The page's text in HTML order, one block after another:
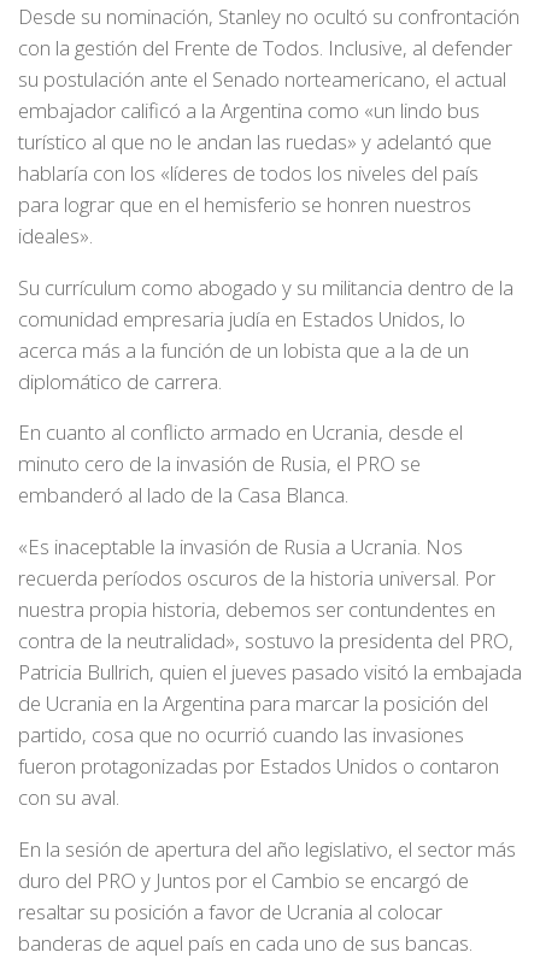
Desde su nominación, Stanley no ocultó su confrontación
con la gestión del Frente de Todos. Inclusive, al defender
su postulación ante el Senado norteamericano, el actual
embajador calificó a la Argentina como «un lindo bus
turístico al que no le andan las ruedas» y adelantó que
hablaría con los «líderes de todos los niveles del país
para lograr que en el hemisferio se honren nuestros
ideales».
Su currículum como abogado y su militancia dentro de la
comunidad empresaria judía en Estados Unidos, lo
acerca más a la función de un lobista que a la de un
diplomático de carrera.
En cuanto al conflicto armado en Ucrania, desde el
minuto cero de la invasión de Rusia, el PRO se
embanderó al lado de la Casa Blanca.
«Es inaceptable la invasión de Rusia a Ucrania. Nos
recuerda períodos oscuros de la historia universal. Por
nuestra propia historia, debemos ser contundentes en
contra de la neutralidad», sostuvo la presidenta del PRO,
Patricia Bullrich, quien el jueves pasado visitó la embajada
de Ucrania en la Argentina para marcar la posición del
partido, cosa que no ocurrió cuando las invasiones
fueron protagonizadas por Estados Unidos o contaron
con su aval.
En la sesión de apertura del año legislativo, el sector más
duro del PRO y Juntos por el Cambio se encargó de
resaltar su posición a favor de Ucrania al colocar
banderas de aquel país en cada uno de sus bancas.